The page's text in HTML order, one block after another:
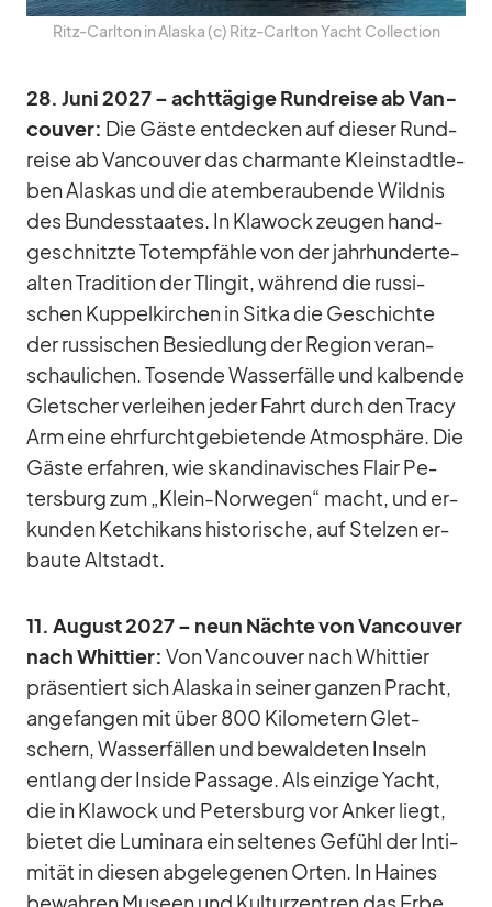
Ritz-Carl­ton in Alaska (c) Ritz-Carl­ton Yacht Coll­ec­tion
28. Juni 2027 – acht­tä­gige Rund­reise ab Van­
cou­ver: Die Gäste ent­de­cken auf die­ser Rund­
reise ab Van­cou­ver das char­mante Klein­stadt­le­
ben Alas­kas und die atem­be­rau­bende Wild­nis
des Bun­des­staa­tes. In Kla­wock zeu­gen hand­
ge­schnitzte To­tem­pfähle von der jahr­hun­der­te­
al­ten Tra­di­tion der Tlin­git, wäh­rend die rus­si­
schen Kup­pel­kir­chen in Sitka die Ge­schichte
der rus­si­schen Be­sied­lung der Re­gion ver­an­
schau­li­chen. To­sende Was­ser­fälle und kal­bende
Glet­scher ver­lei­hen je­der Fahrt durch den Tracy
Arm eine ehr­furcht­ge­bie­tende At­mo­sphäre. Die
Gäste er­fah­ren, wie skan­di­na­vi­sches Flair Pe­
ters­burg zum „Klein-Nor­we­gen“ macht, und er­
kun­den Ket­chi­kans his­to­ri­sche, auf Stel­zen er­
baute Alt­stadt.
11. Au­gust 2027 – neun Nächte von Van­cou­ver
nach Whit­tier: Von Van­cou­ver nach Whit­tier
prä­sen­tiert sich Alaska in sei­ner gan­zen Pracht,
an­ge­fan­gen mit über 800 Ki­lo­me­tern Glet­
schern, Was­ser­fäl­len und be­wal­de­ten In­seln
ent­lang der In­side Pas­sage. Als ein­zige Yacht,
die in Kla­wock und Pe­ters­burg vor An­ker liegt,
bie­tet die Lu­mi­nara ein sel­te­nes Ge­fühl der In­ti­
mi­tät in die­sen ab­ge­le­ge­nen Or­ten. In Hai­nes